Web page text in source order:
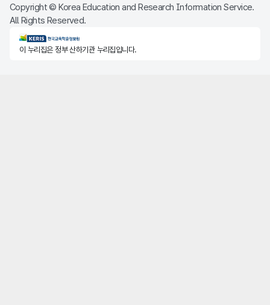
Copyright © Korea Education and Research Information Service.
All Rights Reserved.
KERIS한국교육학술정보원
이 누리집은 정부 산하기관 누리집입니다.